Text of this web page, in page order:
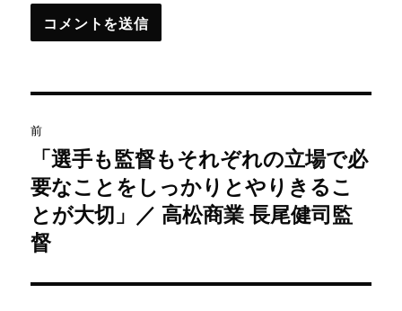
稿
ナ
ビ
前
過
去
の
投
稿:
「選手も監督もそれぞれの立場で必
要なことをしっかりとやりきるこ
とが大切」／ 高松商業 長尾健司監
督